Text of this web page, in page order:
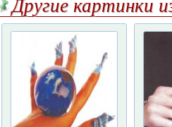
Другие картинки